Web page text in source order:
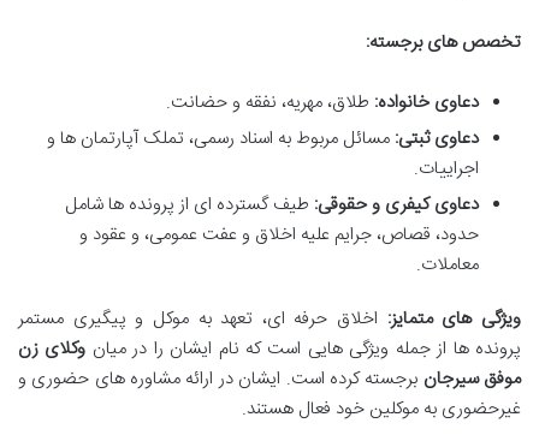
تخصص های برجسته:
دعاوی خانواده: طلاق، مهریه، نفقه و حضانت.
دعاوی ثبتی: مسائل مربوط به اسناد رسمی، تملک آپارتمان ها و
اجراییات.
دعاوی کیفری و حقوقی: طیف گسترده ای از پرونده ها شامل
حدود، قصاص، جرایم علیه اخلاق و عفت عمومی، و عقود و
معاملات.
ویژگی های متمایز: اخلاق حرفه ای، تعهد به موکل و پیگیری مستمر
پرونده ها از جمله ویژگی هایی است که نام ایشان را در میان وکلای زن
موفق سیرجان برجسته کرده است. ایشان در ارائه مشاوره های حضوری و
غیرحضوری به موکلین خود فعال هستند.